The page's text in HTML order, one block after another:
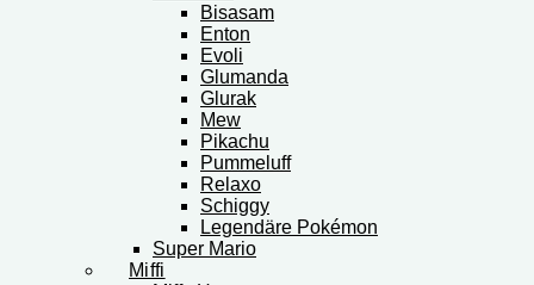
Bisasam
Enton
Evoli
Glumanda
Glurak
Mew
Pikachu
Pummeluff
Relaxo
Schiggy
Legendäre Pokémon
Super Mario
Miffi